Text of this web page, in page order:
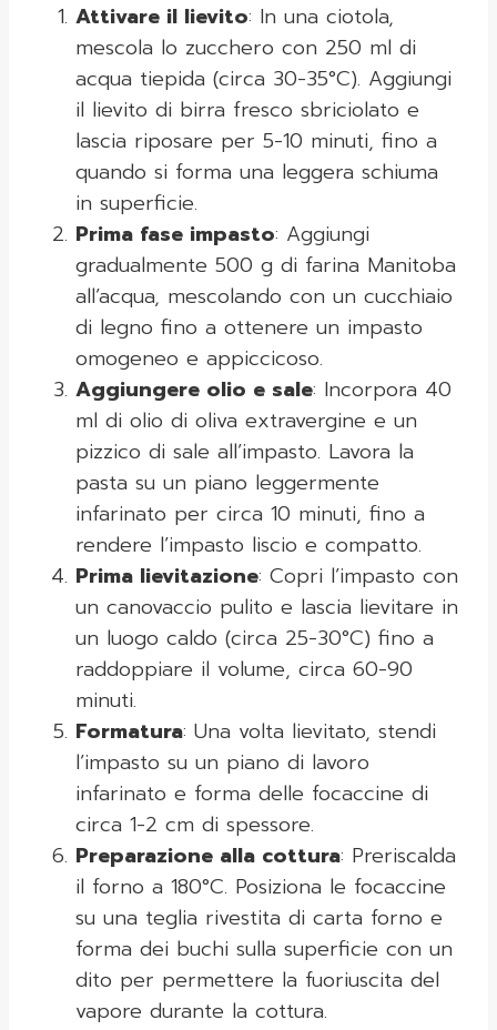
Attivare il lievito: In una ciotola,
mescola lo zucchero con 250 ml di
acqua tiepida (circa 30-35°C). Aggiungi
il lievito di birra fresco sbriciolato e
lascia riposare per 5-10 minuti, fino a
quando si forma una leggera schiuma
in superficie.
Prima fase impasto: Aggiungi
gradualmente 500 g di farina Manitoba
all’acqua, mescolando con un cucchiaio
di legno fino a ottenere un impasto
omogeneo e appiccicoso.
Aggiungere olio e sale: Incorpora 40
ml di olio di oliva extravergine e un
pizzico di sale all’impasto. Lavora la
pasta su un piano leggermente
infarinato per circa 10 minuti, fino a
rendere l’impasto liscio e compatto.
Prima lievitazione: Copri l’impasto con
un canovaccio pulito e lascia lievitare in
un luogo caldo (circa 25-30°C) fino a
raddoppiare il volume, circa 60-90
minuti.
Formatura: Una volta lievitato, stendi
l’impasto su un piano di lavoro
infarinato e forma delle focaccine di
circa 1-2 cm di spessore.
Preparazione alla cottura: Preriscalda
il forno a 180°C. Posiziona le focaccine
su una teglia rivestita di carta forno e
forma dei buchi sulla superficie con un
dito per permettere la fuoriuscita del
vapore durante la cottura.